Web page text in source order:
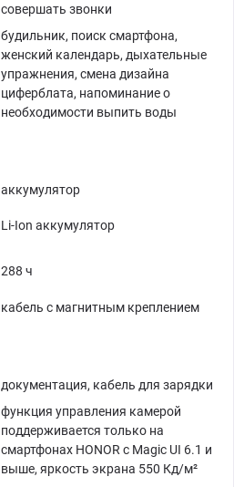
совершать звонки
будильник, поиск смартфона,
женский календарь, дыхательные
упражнения, смена дизайна
циферблата, напоминание о
необходимости выпить воды
аккумулятор
Li-Ion аккумулятор
288 ч
кабель с магнитным креплением
документация, кабель для зарядки
функция управления камерой
поддерживается только на
смартфонах HONOR с Magic UI 6.1 и
выше, яркость экрана 550 Кд/м²